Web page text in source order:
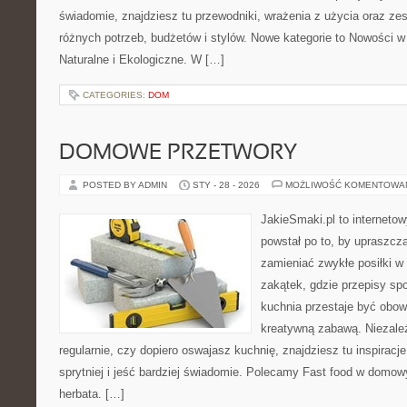
świadomie, znajdziesz tu przewodniki, wrażenia z użycia oraz
różnych potrzeb, budżetów i stylów. Nowe kategorie to Nowości
Naturalne i Ekologiczne. W […]
CATEGORIES: DOM
DOMOWE PRZETWORY
POSTED BY ADMIN STY - 28 - 2026 MOŻLIWOŚĆ
JakieSmaki.pl to
powstał po to, by
zamieniać zwykłe posiłki
zakątek, gdzie przepisy
kuchnia przestaje być
kreatywną zabawą.
regularnie, czy dopiero oswajasz kuchnię, znajdziesz tu
sprytniej i jeść bardziej świadomie. Polecamy Fast food w
herbata. […]